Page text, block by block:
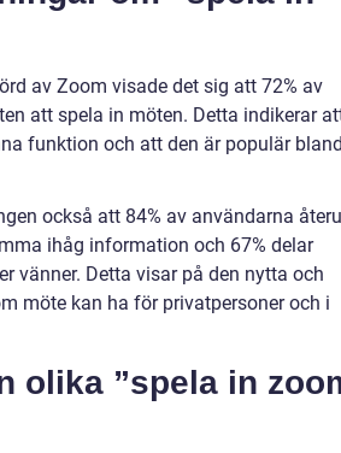
av Zoom visade det sig att 72% av
att spela in möten. Detta indikerar
funktion och att den är populär
också att 84% av användarna
ihåg information och 67% delar
vänner. Detta visar på den nytta och
möte kan ha för privatpersoner och i
olika ”spela in